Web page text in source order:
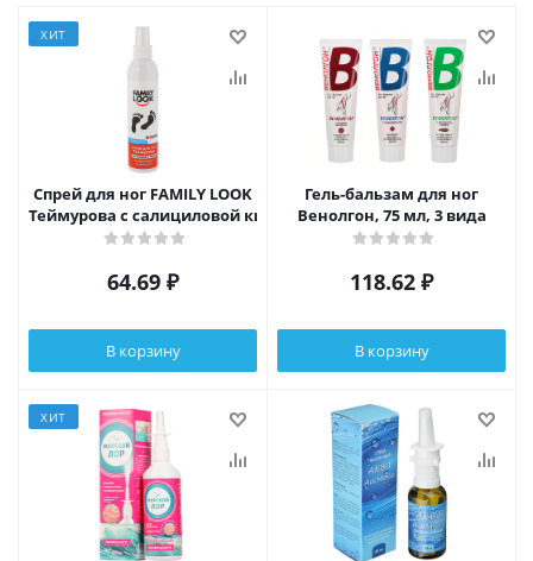
ХИТ
Спрей для ног FAMILY LOOK
Теймурова с салициловой кислотой, 220мл
64.69 ₽
В корзину
Гель-бальзам для ног
Венолгон, 75 мл, 3 вида
118.62 ₽
В корзину
ХИТ